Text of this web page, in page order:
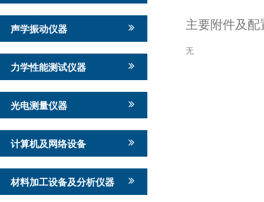
声学振动仪器
力学性能测试仪器
光电测量仪器
计算机及网络设备
材料加工设备及分析仪器
主要附件及配
无